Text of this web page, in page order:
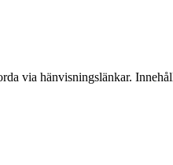
via hänvisningslänkar.